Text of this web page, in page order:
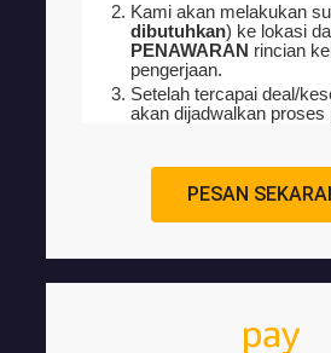
Kami akan melakukan
dibutuhkan) ke lokasi
PENAWARAN rincian
pengerjaan.
Setelah tercapai deal/
akan dijadwalkan proses
PESAN